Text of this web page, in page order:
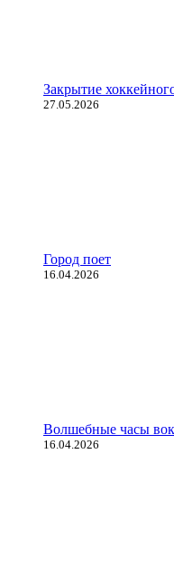
Закрытие
27.05.2026
Город поет
16.04.2026
Волшебные часы
16.04.2026